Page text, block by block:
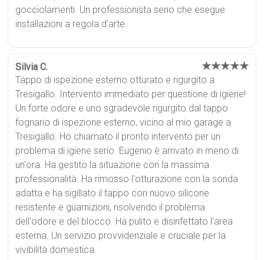
gocciolamenti. Un professionista serio che esegue
installazioni a regola d'arte.
Silvia C. ★★★★★
Tappo di ispezione esterno otturato e rigurgito a
Tresigallo. Intervento immediato per questione di igiene!
Un forte odore e uno sgradevole rigurgito dal tappo
fognario di ispezione esterno, vicino al mio garage a
Tresigallo. Ho chiamato il pronto intervento per un
problema di igiene serio. Eugenio è arrivato in meno di
un'ora. Ha gestito la situazione con la massima
professionalità. Ha rimosso l'otturazione con la sonda
adatta e ha sigillato il tappo con nuovo silicone
resistente e guarnizioni, risolvendo il problema
dell'odore e del blocco. Ha pulito e disinfettato l'area
esterna. Un servizio provvidenziale e cruciale per la
vivibilità domestica.